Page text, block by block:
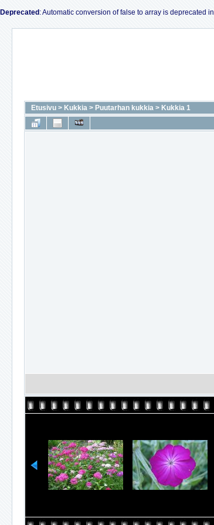
Deprecated : Automatic conversion of false to array is deprecated in
Etusivu > Kukkia > Puutarhan kukkia > Kukkia 1